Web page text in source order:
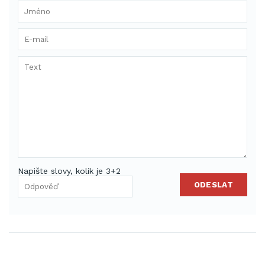
Napište slovy, kolik je 3+2
ODESLAT